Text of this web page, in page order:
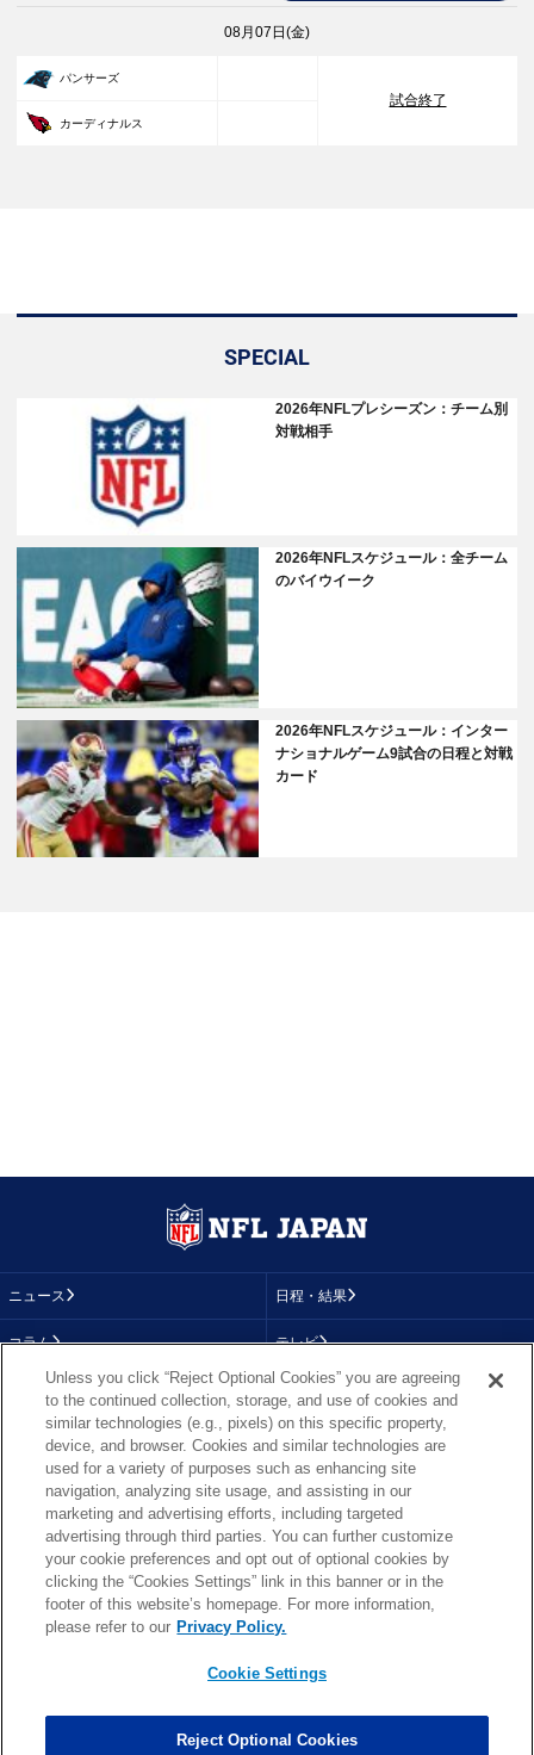
08月07日(金)
パンサーズ
試合終了
カーディナルス
SPECIAL
2026年NFLプレシーズン：チーム別
対戦相手
2026年NFLスケジュール：全チーム
のバイウイーク
2026年NFLスケジュール：インター
ナショナルゲーム9試合の日程と対戦
カード
ニュース 日程・結果
コラム テレビ
画像
順位表
About NFL
More NFL 特集
TOP お問い合わせ FAQ
PHOTO BY AP Images / PHOTO BY Getty Images
Unless you click “Reject Optional Cookies” you are agreeing
to the continued collection, storage, and use of cookies and
similar technologies (e.g., pixels) on this specific property,
device, and browser. Cookies and similar technologies are
used for a variety of purposes such as enhancing site
navigation, analyzing site usage, and assisting in our
marketing and advertising efforts, including targeted
advertising through third parties. You can further customize
your cookie preferences and opt out of optional cookies by
clicking the “Cookies Settings” link in this banner or in the
footer of this website’s homepage. For more information,
please refer to our Privacy Policy.
Cookie Settings
Reject Optional Cookies